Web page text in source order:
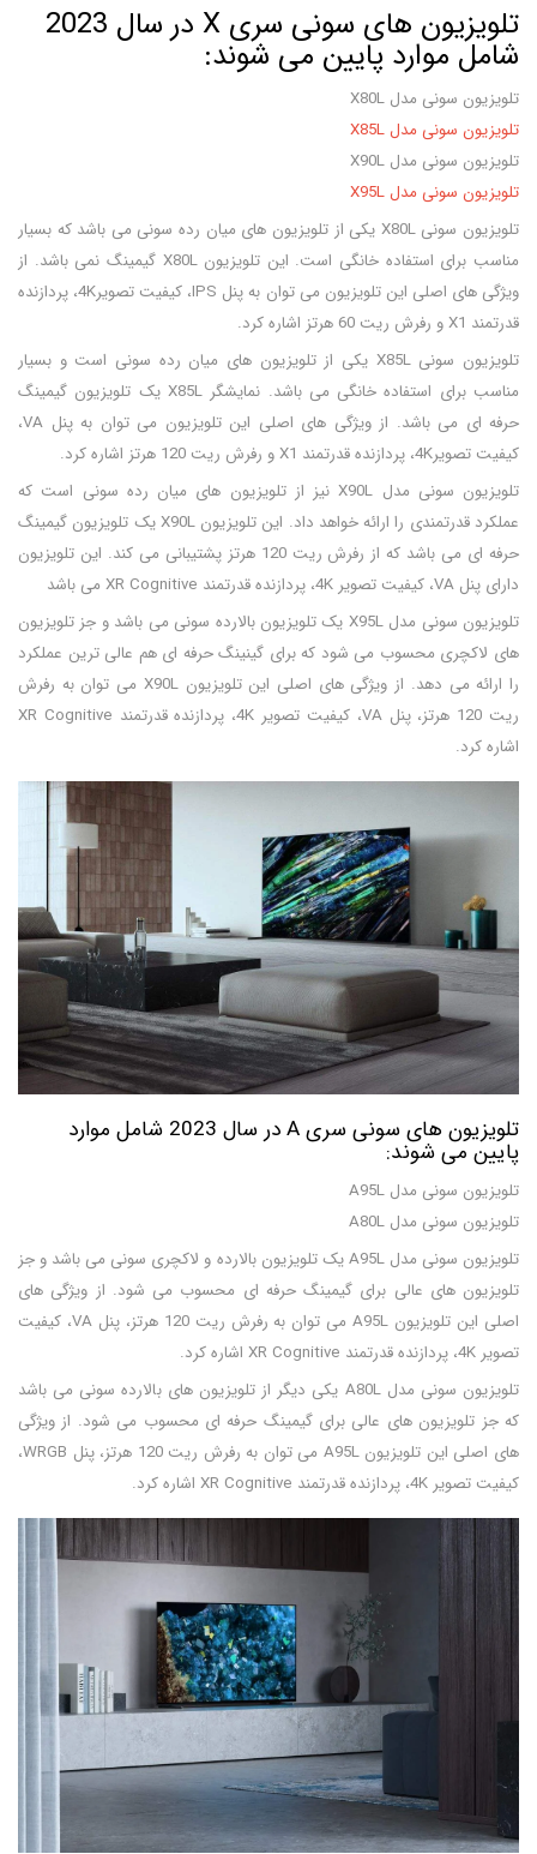
تلویزیون های سونی سری X در سال 2023
شامل موارد پایین می شوند:
تلویزیون سونی مدل X80L
تلویزیون سونی مدل X85L
تلویزیون سونی مدل X90L
تلویزیون سونی مدل X95L
تلویزیون سونی X80L یکی از تلویزیون های میان رده سونی می باشد که بسیار
مناسب برای استفاده خانگی است. این تلویزیون X80L گیمینگ نمی باشد. از
ویژگی های اصلی این تلویزیون می توان به پنل IPS، کیفیت تصویر4K، پردازنده
قدرتمند X1 و رفرش ریت 60 هرتز اشاره کرد.
تلویزیون سونی X85L یکی از تلویزیون های میان رده سونی است و بسیار
مناسب برای استفاده خانگی می باشد. نمایشگر X85L یک تلویزیون گیمینگ
حرفه ای می باشد. از ویژگی های اصلی این تلویزیون می توان به پنل VA،
کیفیت تصویر4K، پردازنده قدرتمند X1 و رفرش ریت 120 هرتز اشاره کرد.
تلویزیون سونی مدل X90L نیز از تلویزیون های میان رده سونی است که
عملکرد قدرتمندی را ارائه خواهد داد. این تلویزیون X90L یک تلویزیون گیمینگ
حرفه ای می باشد که از رفرش ریت 120 هرتز پشتیبانی می کند. این تلویزیون
دارای پنل VA، کیفیت تصویر 4K، پردازنده قدرتمند XR Cognitive می باشد
تلویزیون سونی مدل X95L یک تلویزیون بالارده سونی می باشد و جز تلویزیون
های لاکچری محسوب می شود که برای گینینگ حرفه ای هم عالی ترین عملکرد
را ارائه می دهد. از ویژگی های اصلی این تلویزیون X90L می توان به رفرش
ریت 120 هرتز، پنل VA، کیفیت تصویر 4K، پردازنده قدرتمند XR Cognitive
اشاره کرد.
تلویزیون های سونی سری A در سال 2023 شامل موارد
پایین می شوند:
تلویزیون سونی مدل A95L
تلویزیون سونی مدل A80L
تلویزیون سونی مدل A95L یک تلویزیون بالارده و لاکچری سونی می باشد و جز
تلویزیون های عالی برای گیمینگ حرفه ای محسوب می شود. از ویژگی های
اصلی این تلویزیون A95L می توان به رفرش ریت 120 هرتز، پنل VA، کیفیت
تصویر 4K، پردازنده قدرتمند XR Cognitive اشاره کرد.
تلویزیون سونی مدل A80L یکی دیگر از تلویزیون های بالارده سونی می باشد
که جز تلویزیون های عالی برای گیمینگ حرفه ای محسوب می شود. از ویژگی
های اصلی این تلویزیون A95L می توان به رفرش ریت 120 هرتز، پنل WRGB،
کیفیت تصویر 4K، پردازنده قدرتمند XR Cognitive اشاره کرد.